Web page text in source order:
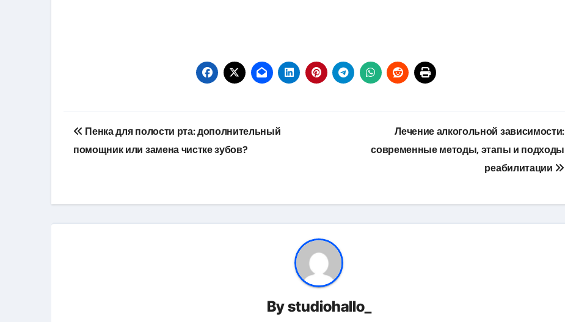
Навигация
по
Пенка для полости рта: дополнительный
помощник или замена чистке зубов?
Лечение алкогольной зависимости:
современные методы, этапы и подходы
реабилитации
Bystudiohallo_